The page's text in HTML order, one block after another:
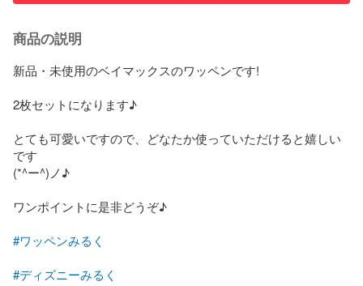
商品の説明
新品・未使用のベイマックスのワッペンです!
2枚セットになります♪
とても可愛いですので、どなたか使っていただけると嬉しい
です
(*^ー^)ノ♪
ワンポイントに是非どうぞ♪
#ワッペンみるく
#ディズニーみるく